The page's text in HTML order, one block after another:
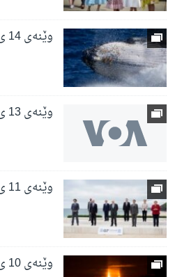
وێنەی 14 ی شەشی 2021
وێنەی 13 ی شەشی 2021
وێنەی 11 ی شەشی 2021
وێنەی 10 ی شەشی 2021